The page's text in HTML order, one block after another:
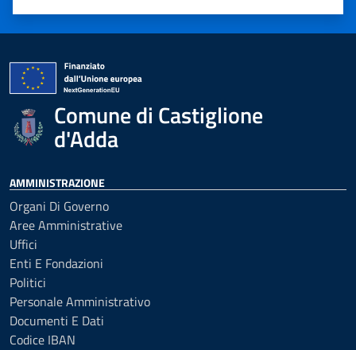
Valuta 5 stelle su 5
Valuta 4 stelle su 5
Valuta 3 stelle su 5
Valuta 2 stelle su 5
Valuta 1 stelle su 5
Comune di Castiglione
d'Adda
AMMINISTRAZIONE
Organi Di Governo
Aree Amministrative
Uffici
Enti E Fondazioni
Politici
Personale Amministrativo
Documenti E Dati
Codice IBAN